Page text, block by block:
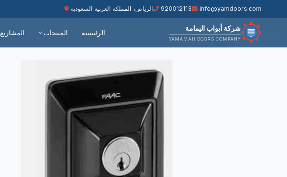
🔧 خدمة تركيب الأبواب الأوتوماتيكية | 📞 920012113 | ⭐ خصم 15% هذا الشهر | 🏆 18,000+ عميل راضٍ | 🛡️ ضمان شامل لمدة سنتان على جميع المنتجات 🔧 خدمة تركيب الأبواب الأوتوماتيكية | 📞 920012113 | ⭐ خصم 15% هذا الشهر | 🏆 18,000+ عميل راضٍ | 🛡️ ضمان شامل لمدة سنتان على جميع المنتجات info@yamdoors.com
920012113 الرياض، المملكة العربية السعودية
شركة أبواب اليمامة
YAMAMAH DOORS COMPANY
الرئيسية المنتجات المشاريع